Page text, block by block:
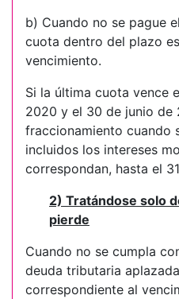
b) Cuando no se pague
cuota dentro del plazo
vencimiento.
Si la última cuota vence
2020 y el 30 de junio de
fraccionamiento cuando
incluidos los intereses
correspondan, hasta el
2) Tratándose solo
pierde
Cuando no se cumpla
deuda tributaria
correspondiente al